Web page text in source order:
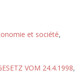
et société,
VOM 24.4.1998,